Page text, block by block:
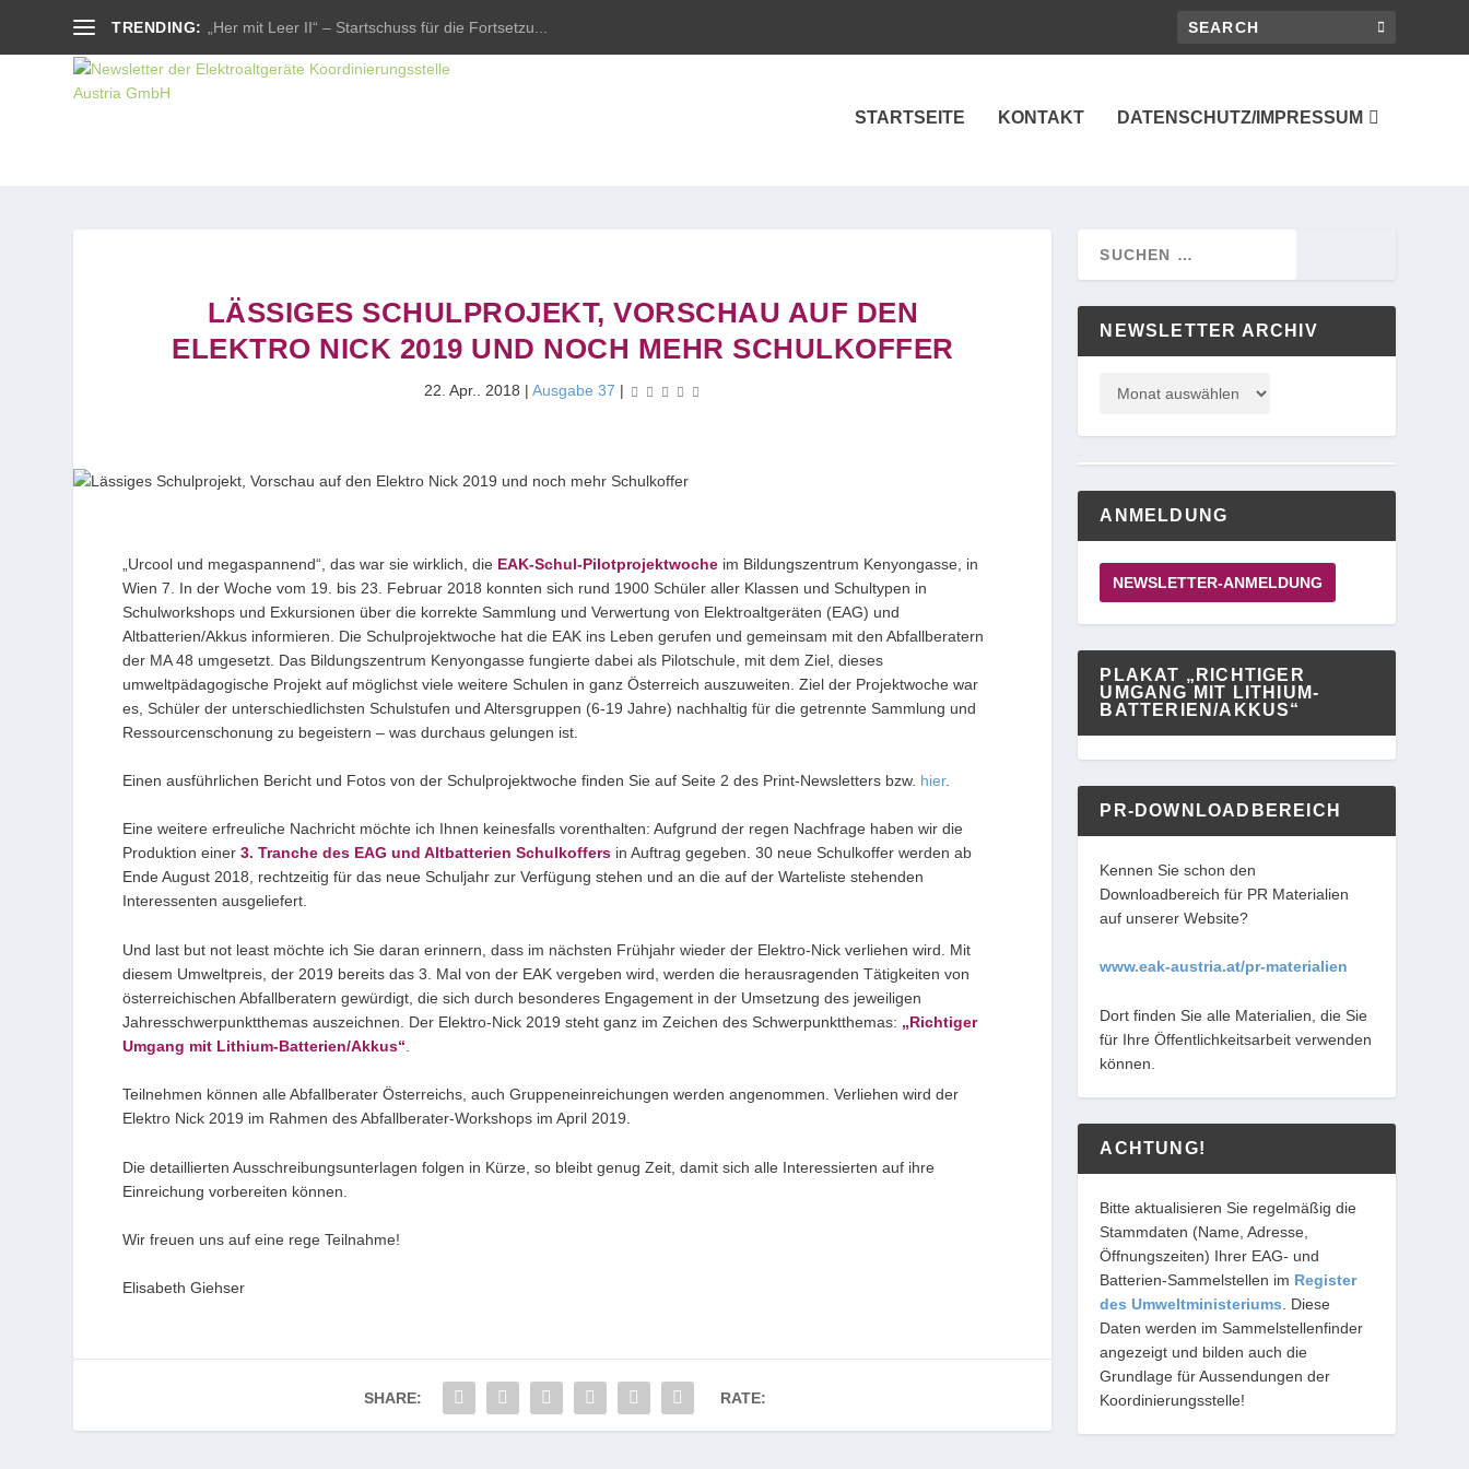
TRENDING: „Her mit Leer II“ – Startschuss für die Fortsetzu...
STARTSEITE KONTAKT DATENSCHUTZ/IMPRESSUM
LÄSSIGES SCHULPROJEKT, VORSCHAU AUF DEN
ELEKTRO NICK 2019 UND NOCH MEHR SCHULKOFFER
22. Apr.. 2018 |Ausgabe 37 |
„Urcool und megaspannend“, das war sie wirklich, die EAK‐Schul‐Pilotprojektwocheim Bildungszentrum Kenyongasse, in
Wien 7. In der Woche vom 19. bis 23. Februar 2018 konnten sich rund 1900 Schüler aller Klassen und Schultypen in
Schulworkshops und Exkursionen über die korrekte Sammlung und Verwertung von Elektroaltgeräten (EAG) und
Altbatterien/Akkus informieren. Die Schulprojektwoche hat die EAK ins Leben gerufen und gemeinsam mit den Abfallberatern
der MA 48 umgesetzt. Das Bildungszentrum Kenyongasse fungierte dabei als Pilotschule, mit dem Ziel, dieses
umweltpädagogische Projekt auf möglichst viele weitere Schulen in ganz Österreich auszuweiten. Ziel der Projektwoche war
es, Schüler der unterschiedlichsten Schulstufen und Altersgruppen (6‐19 Jahre) nachhaltig für die getrennte Sammlung und
Ressourcenschonung zu begeistern – was durchaus gelungen ist.
Einen ausführlichen Bericht und Fotos von der Schulprojektwoche finden Sie auf Seite 2 des Print-Newsletters bzw. hier.
Eine weitere erfreuliche Nachricht möchte ich Ihnen keinesfalls vorenthalten: Aufgrund der regen Nachfrage haben wir die
Produktion einer 3. Tranche des EAG und Altbatterien Schulkoffersin Auftrag gegeben. 30 neue Schulkoffer werden ab
Ende August 2018, rechtzeitig für das neue Schuljahr zur Verfügung stehen und an die auf der Warteliste stehenden
Interessenten ausgeliefert.
Und last but not least möchte ich Sie daran erinnern, dass im nächsten Frühjahr wieder der Elektro‐Nick verliehen wird. Mit
diesem Umweltpreis, der 2019 bereits das 3. Mal von der EAK vergeben wird, werden die herausragenden Tätigkeiten von
österreichischen Abfallberatern gewürdigt, die sich durch besonderes Engagement in der Umsetzung des jeweiligen
Jahresschwerpunktthemas auszeichnen. Der Elektro‐Nick 2019 steht ganz im Zeichen des Schwerpunktthemas: „Richtiger
Umgang mit Lithium‐Batterien/Akkus“
Teilnehmen können alle Abfallberater Österreichs, auch Gruppeneinreichungen werden angenommen. Verliehen wird der
Elektro Nick 2019 im Rahmen des Abfallberater‐Workshops im April 2019.
Die detaillierten Ausschreibungsunterlagen folgen in Kürze, so bleibt genug Zeit, damit sich alle Interessierten auf ihre
Einreichung vorbereiten können.
Wir freuen uns auf eine rege Teilnahme!
Elisabeth Giehser
SHARE: RATE:
NEWSLETTER ARCHIV
ANMELDUNG
NEWSLETTER-ANMELDUNG
PLAKAT „RICHTIGER
UMGANG MIT LITHIUM-
BATTERIEN/AKKUS“
PR-DOWNLOADBEREICH
Kennen Sie schon den
Downloadbereich für PR Materialien
auf unserer Website?
www.eak-austria.at/pr-materialien
Dort finden Sie alle Materialien, die Sie
für Ihre Öffentlichkeitsarbeit verwenden
können.
ACHTUNG!
Bitte aktualisieren Sie regelmäßig die
Stammdaten (Name, Adresse,
Öffnungszeiten) Ihrer EAG- und
Batterien-Sammelstellen im Register
des Umweltministeriums . Diese
Daten werden im Sammelstellenfinder
angezeigt und bilden auch die
Grundlage für Aussendungen der
Koordinierungsstelle!